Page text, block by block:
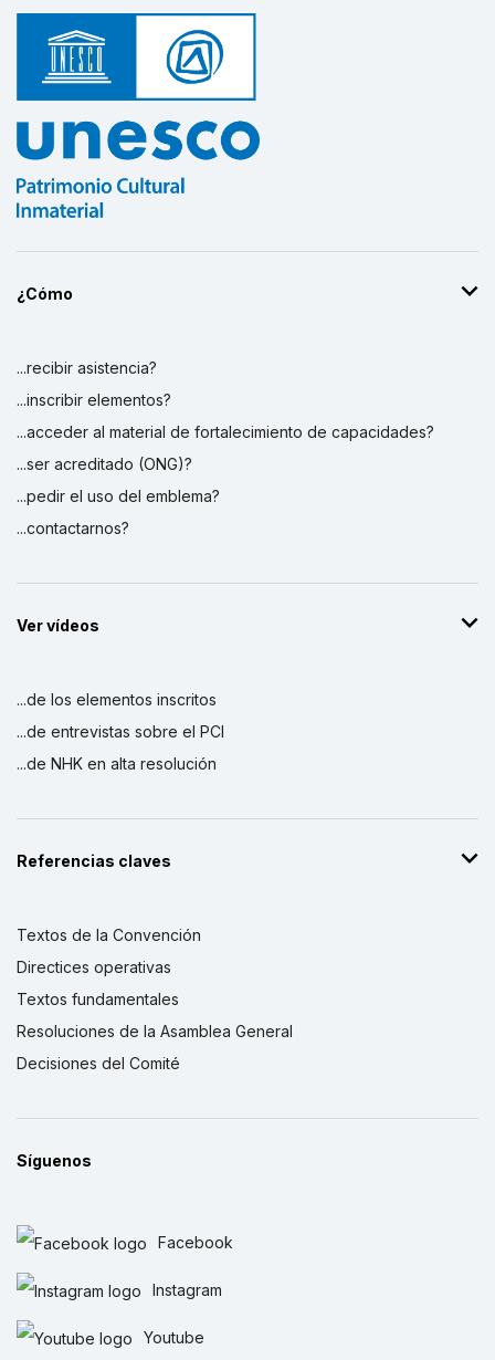
¿Cómo
...recibir asistencia?
...inscribir elementos?
...acceder al material de fortalecimiento de capacidades?
...ser acreditado (ONG)?
...pedir el uso del emblema?
...contactarnos?
Ver vídeos
...de los elementos inscritos
...de entrevistas sobre el PCI
...de NHK en alta resolución
Referencias claves
Textos de la Convención
Directices operativas
Textos fundamentales
Resoluciones de la Asamblea General
Decisiones del Comité
Síguenos
Facebook
Instagram
Youtube